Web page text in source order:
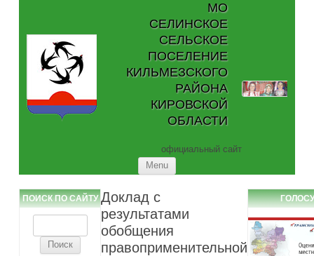
МО
СЕЛИНСКОЕ
СЕЛЬСКОЕ
ПОСЕЛЕНИЕ
КИЛЬМЕЗСКОГО
РАЙОНА
КИРОВСКОЙ
ОБЛАСТИ
официальный сайт
Menu
ПОИСК ПО САЙТУ Доклад с
результатами
обобщения
правоприменительной